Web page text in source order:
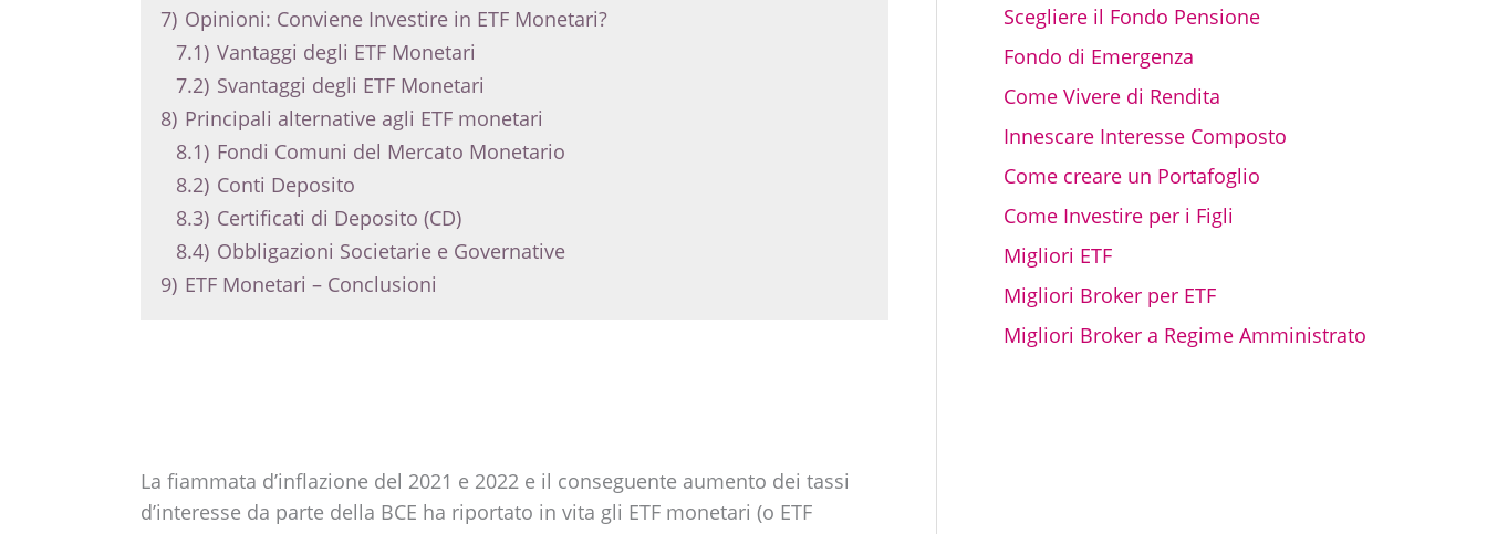
7) Opinioni: Conviene Investire in ETF Monetari?
7.1) Vantaggi degli ETF Monetari
7.2) Svantaggi degli ETF Monetari
8) Principali alternative agli ETF monetari
8.1) Fondi Comuni del Mercato Monetario
8.2) Conti Deposito
8.3) Certificati di Deposito (CD)
8.4) Obbligazioni Societarie e Governative
9) ETF Monetari – Conclusioni
La fiammata d’inflazione del 2021 e 2022 e il conseguente aumento dei tassi
d’interesse da parte della BCE ha riportato in vita gli ETF monetari (o ETF
Scegliere il Fondo Pensione
Fondo di Emergenza
Come Vivere di Rendita
Innescare Interesse Composto
Come creare un Portafoglio
Come Investire per i Figli
Migliori ETF
Migliori Broker per ETF
Migliori Broker a Regime Amministrato